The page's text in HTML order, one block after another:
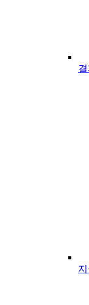
결